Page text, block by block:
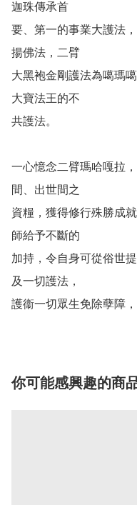
迦珠傳承首
要、第一的事業大護法
揚佛法，二臂
大黑袍金剛護法為噶瑪
大寶法王的不
共護法。
一心憶念二臂瑪哈嘎拉
間、出世間之
資糧，獲得修行殊勝成
師給予不斷的
加持，令自身可從俗世
及一切護法，
護衞一切眾生免除孽障
你可能感興趣的商